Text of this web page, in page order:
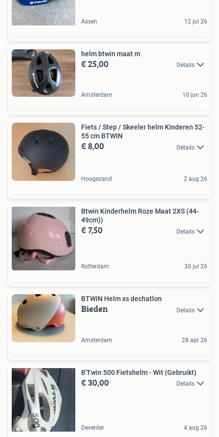
Assen 12 jul 26
helm btwin maat m
€ 25,00 Details
Amsterdam 10 jun 26
Fiets / Step / Skeeler helm Kinderen 52-
55 cm BTWIN
€ 8,00 Details
Hoogezand 2 aug 26
Btwin Kinderhelm Roze Maat 2XS (44-
49cm))
€ 7,50 Details
Rotterdam 30 jul 26
BTWIN Helm xs dechatlon
Bieden Details
Amsterdam 28 apr 26
B'Twin 500 Fietshelm - Wit (Gebruikt)
€ 30,00 Details
Deventer 4 aug 26